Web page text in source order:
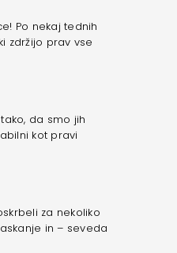
Po nekaj tednih
zdržijo prav vse
da smo jih
kot pravi
za nekoliko
in – seveda